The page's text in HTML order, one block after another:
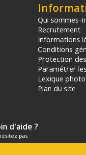
Qui sommes-
Recrutement
Informations
Conditions
Protection
Paramétrer
Lexique
Plan du site
d'aide ?
pas